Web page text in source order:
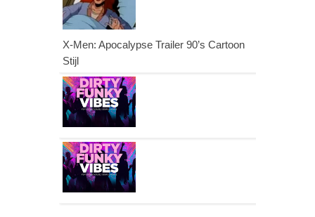
X-Men: Apocalypse Trailer 90’s Cartoon
Stijl